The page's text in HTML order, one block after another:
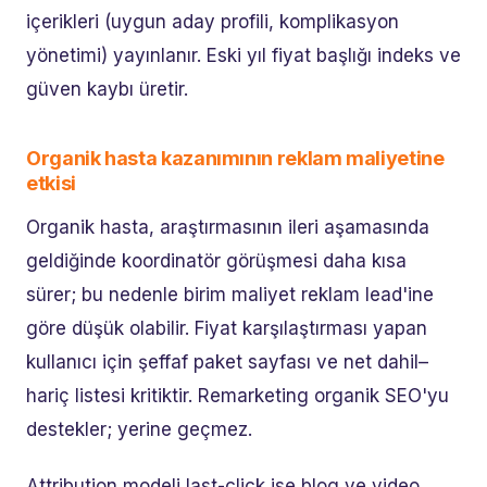
içerikleri (uygun aday profili, komplikasyon
yönetimi) yayınlanır. Eski yıl fiyat başlığı indeks ve
güven kaybı üretir.
Organik hasta kazanımının reklam maliyetine
etkisi
Organik hasta, araştırmasının ileri aşamasında
geldiğinde koordinatör görüşmesi daha kısa
sürer; bu nedenle birim maliyet reklam lead'ine
göre düşük olabilir. Fiyat karşılaştırması yapan
kullanıcı için şeffaf paket sayfası ve net dahil–
hariç listesi kritiktir. Remarketing organik SEO'yu
destekler; yerine geçmez.